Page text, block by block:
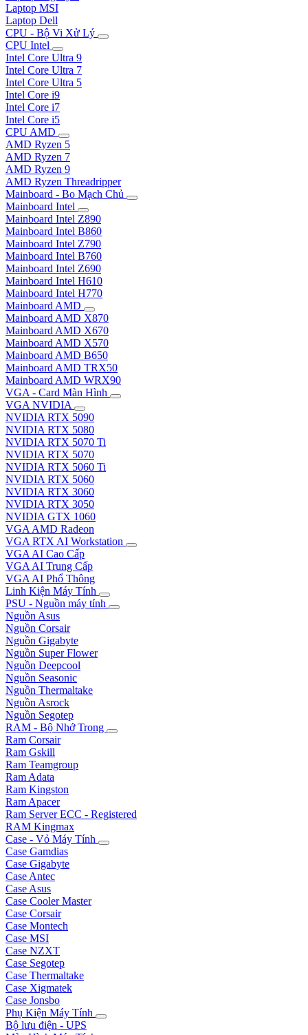
Laptop MSI
Laptop Dell
CPU - Bộ Vi Xử Lý
CPU Intel
Intel Core Ultra 9
Intel Core Ultra 7
Intel Core Ultra 5
Intel Core i9
Intel Core i7
Intel Core i5
CPU AMD
AMD Ryzen 5
AMD Ryzen 7
AMD Ryzen 9
AMD Ryzen Threadripper
Mainboard - Bo Mạch Chủ
Mainboard Intel
Mainboard Intel Z890
Mainboard Intel B860
Mainboard Intel Z790
Mainboard Intel B760
Mainboard Intel Z690
Mainboard Intel H610
Mainboard Intel H770
Mainboard AMD
Mainboard AMD X870
Mainboard AMD X670
Mainboard AMD X570
Mainboard AMD B650
Mainboard AMD TRX50
Mainboard AMD WRX90
VGA - Card Màn Hình
VGA NVIDIA
NVIDIA RTX 5090
NVIDIA RTX 5080
NVIDIA RTX 5070 Ti
NVIDIA RTX 5070
NVIDIA RTX 5060 Ti
NVIDIA RTX 5060
NVIDIA RTX 3060
NVIDIA RTX 3050
NVIDIA GTX 1060
VGA AMD Radeon
VGA RTX AI Workstation
VGA AI Cao Cấp
VGA AI Trung Cấp
VGA AI Phổ Thông
Linh Kiện Máy Tính
PSU - Nguồn máy tính
Nguồn Asus
Nguồn Corsair
Nguồn Gigabyte
Nguồn Super Flower
Nguồn Deepcool
Nguồn Seasonic
Nguồn Thermaltake
Nguồn Asrock
Nguồn Segotep
RAM - Bộ Nhớ Trong
Ram Corsair
Ram Gskill
Ram Teamgroup
Ram Adata
Ram Kingston
Ram Apacer
Ram Server ECC - Registered
RAM Kingmax
Case - Vỏ Máy Tính
Case Gamdias
Case Gigabyte
Case Antec
Case Asus
Case Cooler Master
Case Corsair
Case Montech
Case MSI
Case NZXT
Case Segotep
Case Thermaltake
Case Xigmatek
Case Jonsbo
Phụ Kiện Máy Tính
Bộ lưu điện - UPS